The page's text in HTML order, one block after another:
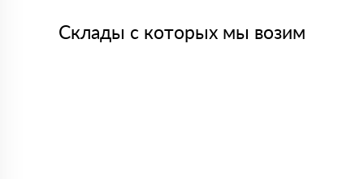
Склады с которых мы возим